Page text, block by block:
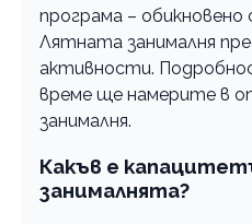
програма – обикновено
Лятната занималня
активности.
време ще намерите в
занималня.
Какъв е
занималнята?